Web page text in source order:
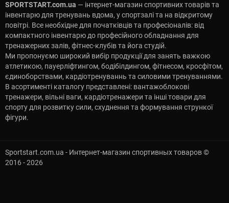
SPORTSTART.com.ua — інтернет-магазин спортивних товарів та
інвентарю для тренувань вдома, у спортзалі та на відкритому
повітрі. Все необхідне для початківців та професіоналів: від
компактного інвентарю до професійного обладнання для
тренажерних залів, фітнес-клубів та йога студій.
Ми пропонуємо широкий вибір продукції для занять важкою
атлетикою, пауерліфтингом, бодібілдингом, фітнесом, кросфітом,
єдиноборствами, кардіотренуваннь та силовими тренуваннями.
В асортименті каталогу представлені: вантажоблокові
тренажери, вільні ваги, кардіотренажери та інші товари для
спорту для розвитку сили, схуднення та формування стрункої
фігури.
Sportstart.com.ua - Интернет-магазин спортивных товаров ©
2016 - 2026